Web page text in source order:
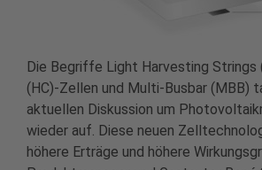
Die Begriffe Light Harvesting Strings
(HC)-Zellen und Multi-Busbar (MBB)
aktuellen Diskussion um
wieder auf. Diese neuen
höhere Erträge und höhere